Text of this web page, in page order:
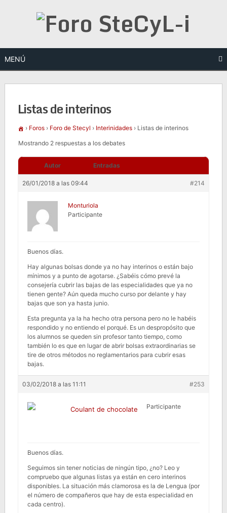
MENÚ
Listas de interinos
› Foros › Foro de Stecyl › Interinidades › Listas de interinos
Mostrando 2 respuestas a los debates
Autor Entradas
26/01/2018 a las 09:44 #214
Monturiola
Participante
Buenos días.
Hay algunas bolsas donde ya no hay interinos o están bajo
mínimos y a punto de agotarse. ¿Sabéis cómo prevé la
consejería cubrir las bajas de las especialidades que ya no
tienen gente? Aún queda mucho curso por delante y hay
bajas que son ya hasta junio.
Esta pregunta ya la ha hecho otra persona pero no le habéis
respondido y no entiendo el porqué. Es un despropósito que
los alumnos se queden sin profesor tanto tiempo, como
también lo es que en lugar de abrir bolsas extraordinarias se
tire de otros métodos no reglamentarios para cubrir esas
bajas.
03/02/2018 a las 11:11 #253
Coulant de chocolate Participante
Buenos días.
Seguimos sin tener noticias de ningún tipo, ¿no? Leo y
compruebo que algunas listas ya están en cero interinos
disponibles. La situación más clamorosa es la de Lengua (por
el número de compañeros que hay de esta especialidad en
cada centro).